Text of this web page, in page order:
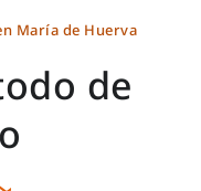
María de Huerva
de